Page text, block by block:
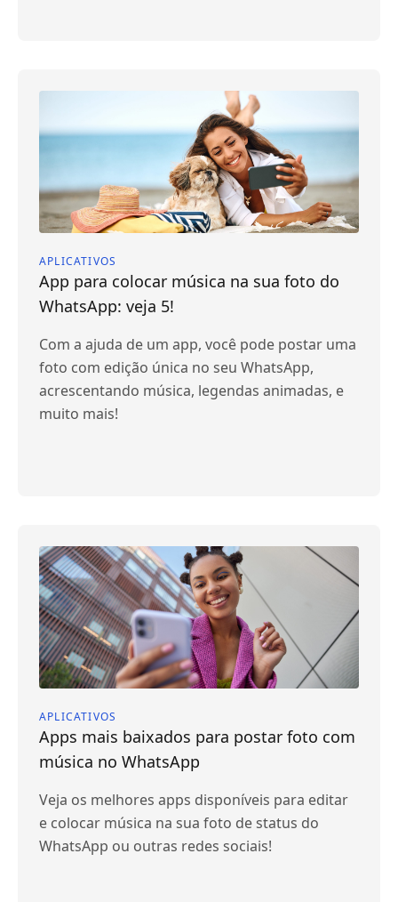
APLICATIVOS
App para colocar música na sua foto do
WhatsApp: veja 5!
Com a ajuda de um app, você pode postar uma
foto com edição única no seu WhatsApp,
acrescentando música, legendas animadas, e
muito mais!
APLICATIVOS
Apps mais baixados para postar foto com
música no WhatsApp
Veja os melhores apps disponíveis para editar
e colocar música na sua foto de status do
WhatsApp ou outras redes sociais!